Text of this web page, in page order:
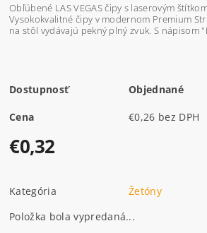
Obľúbené LAS VEGAS čipy s laserovým
Vysokokvalitné čipy v modernom Premium
na stôl vydávajú pekný plný zvuk. S nápisom
Dostupnosť Objednané
Cena €0,26 bez DPH
€0,32
Kategória
Žetóny
Položka bola vypredaná...